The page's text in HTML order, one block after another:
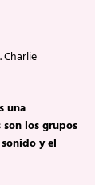
Charlie
una
los grupos
y el